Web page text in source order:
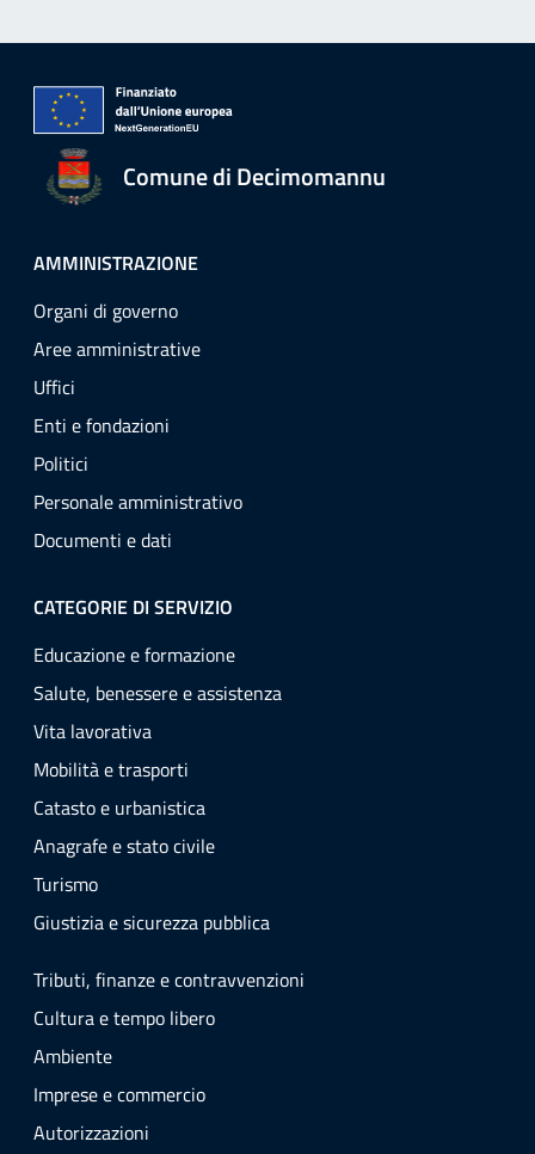
Comune di Decimomannu
AMMINISTRAZIONE
Organi di governo
Aree amministrative
Uffici
Enti e fondazioni
Politici
Personale amministrativo
Documenti e dati
CATEGORIE DI SERVIZIO
Educazione e formazione
Salute, benessere e assistenza
Vita lavorativa
Mobilità e trasporti
Catasto e urbanistica
Anagrafe e stato civile
Turismo
Giustizia e sicurezza pubblica
Tributi, finanze e contravvenzioni
Cultura e tempo libero
Ambiente
Imprese e commercio
Autorizzazioni